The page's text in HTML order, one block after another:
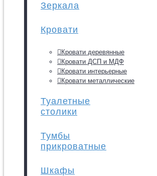
Зеркала
Кровати
Кровати деревянные
Кровати ДСП и МДФ
Кровати интерьерные
Кровати металлические
Туалетные
столики
Тумбы
прикроватные
Шкафы